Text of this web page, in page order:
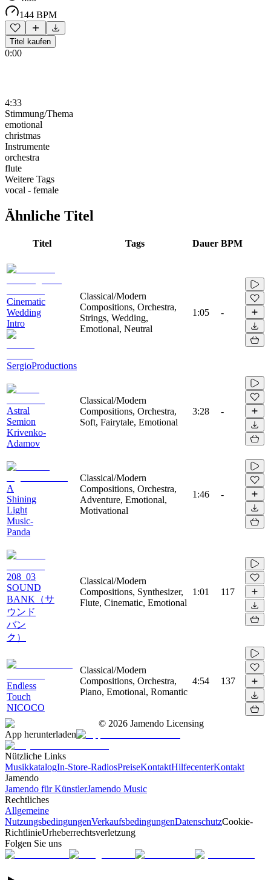
144 BPM
Titel kaufen
0:00
4:33
Stimmung/Thema
emotional
christmas
Instrumente
orchestra
flute
Weitere Tags
vocal - female
Ähnliche Titel
Titel Tags Dauer BPM
Cinematic
Wedding
Intro
SergioProductions
Classical/Modern
Compositions, Orchestra,
Strings, Wedding,
Emotional, Neutral
1:05 -
Astral
Semion
Krivenko-
Adamov
Classical/Modern
Compositions, Orchestra,
Soft, Fairytale, Emotional
3:28 -
A
Shining
Light
Music-
Panda
Classical/Modern
Compositions, Orchestra,
Adventure, Emotional,
Motivational
1:46 -
208_03
SOUND
BANK（サ
ウンド
バン
ク）
Classical/Modern
Compositions, Synthesizer,
Flute, Cinematic, Emotional
1:01 117
Endless
Touch
NICOCO
Classical/Modern
Compositions, Orchestra,
Piano, Emotional, Romantic
4:54 137
© 2026 Jamendo Licensing
App herunterladen
Nützliche Links
MusikkatalogIn-Store-RadiosPreiseKontaktHilfecenterKontakt
Jamendo
Jamendo für KünstlerJamendo Music
Rechtliches
Allgemeine
NutzungsbedingungenVerkaufsbedingungenDatenschutzCookie-
RichtlinieUrheberrechtsverletzung
Folgen Sie uns